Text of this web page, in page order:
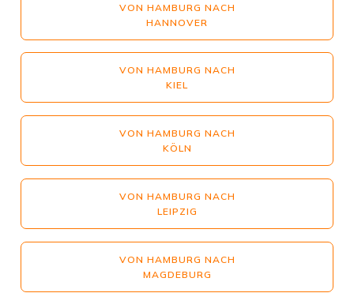
VON HAMBURG NACH
HANNOVER
VON HAMBURG NACH
KIEL
VON HAMBURG NACH
KÖLN
VON HAMBURG NACH
LEIPZIG
VON HAMBURG NACH
MAGDEBURG